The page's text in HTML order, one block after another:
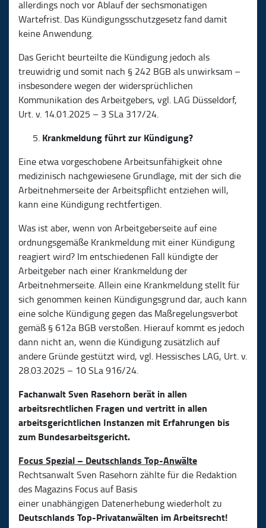
allerdings noch vor Ablauf der sechsmonatigen
Wartefrist. Das Kündigungsschutzgesetz fand damit
keine Anwendung.
Das Gericht beurteilte die Kündigung jedoch als
treuwidrig und somit nach § 242 BGB als unwirksam –
insbesondere wegen der widersprüchlichen
Kommunikation des Arbeitgebers, vgl. LAG Düsseldorf,
Urt. v. 14.01.2025 – 3 SLa 317/24.
Krankmeldung führt zur Kündigung?
Eine etwa vorgeschobene Arbeitsunfähigkeit ohne
medizinisch nachgewiesene Grundlage, mit der sich die
Arbeitnehmerseite der Arbeitspflicht entziehen will,
kann eine Kündigung rechtfertigen.
Was ist aber, wenn von Arbeitgeberseite auf eine
ordnungsgemäße Krankmeldung mit einer Kündigung
reagiert wird? Im entschiedenen Fall kündigte der
Arbeitgeber nach einer Krankmeldung der
Arbeitnehmerseite. Allein eine Krankmeldung stellt für
sich genommen keinen Kündigungsgrund dar, auch kann
eine solche Kündigung gegen das Maßregelungsverbot
gemäß § 612a BGB verstoßen. Hierauf kommt es jedoch
dann nicht an, wenn die Kündigung zusätzlich auf
andere Gründe gestützt wird, vgl. Hessisches LAG, Urt. v.
28.03.2025 – 10 SLa 916/24.
Fachanwalt Sven Rasehorn berät in allen
arbeitsrechtlichen Fragen und vertritt in allen
arbeitsgerichtlichen Instanzen mit Erfahrungen bis
zum Bundesarbeitsgericht.
Focus Spezial – Deutschlands Top-Anwälte
Rechtsanwalt Sven Rasehorn zählte für die Redaktion
des Magazins Focus auf Basis
einer unabhängigen Datenerhebung wiederholt zu
Deutschlands Top-Privatanwälten im Arbeitsrecht!